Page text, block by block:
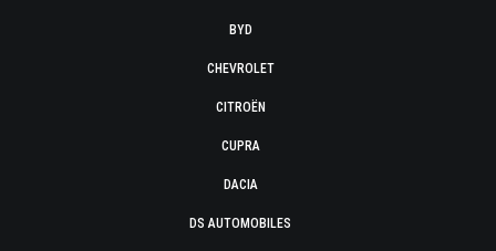
BYD
CHEVROLET
CITROËN
CUPRA
DACIA
DS AUTOMOBILES